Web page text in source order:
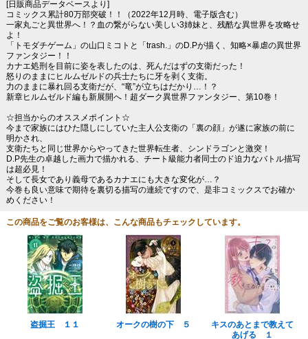
[日販商品データベースより]
コミックス累計80万部突破！！（2022年12月時、電子版含む）
一家丸ごと異世界へ！？血の繋がらない美しい3姉妹と、残酷な異世界を攻略せ
よ！
「トモダチゲーム」の山口ミコトと「trash.」のD.Pが描く、知略×暴虐の異世界
ファンタジー！！
カナエ処刑を目前に姿を表したのは、死んだはずの支衛だった！
怒りのままにヒルムゼルドの兵士たちに牙を剥く支衛。
力のままに暴れ回る支衛だが、“竜”が立ちはだかり…！？
新章ヒルムゼルド編も新展開へ！超ダーク異世界ファンタジー、第10巻！
☆担当からのオススメポイント☆
今まで家族にはひた隠しにしていた主人公支衛の「裏の顔」が遂に家族の前に
明かされ、
支衛たちと同じ世界からやってきた世界転生者、シンドラゴンと激突！
D.P先生の卓越した画力で描かれる、チート級能力者同士のド迫力なバトル描写
は超必見！
そして長女であり義母であるカナエにも大きな変化が…？
今巻も良い意味で期待を裏切る描写の連続ですので、是非コミックスでお確か
めください！
この商品をご覧のお客様は、こんな商品もチェックしています。
盗掘王 １１ オークの樹の下 ５
キスのあとまで教えて
あげる １